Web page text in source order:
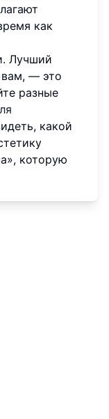
как
Лучший
вам, — это
разные
какой
которую